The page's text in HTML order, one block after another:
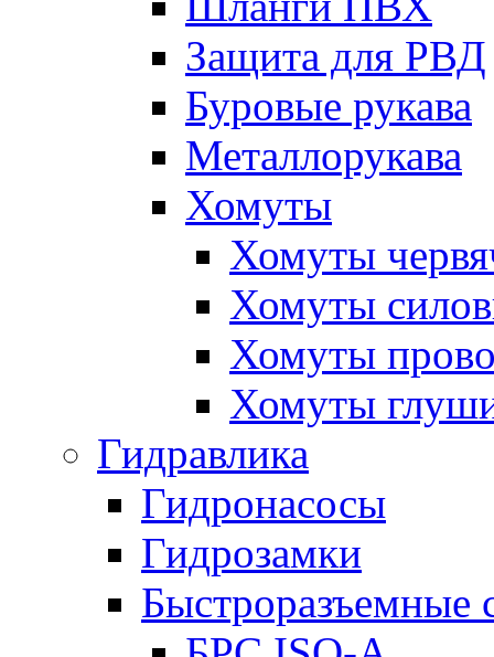
Защита для РВД
Буровые рукава
Металлорукава
Хомуты
Хомуты
Хомуты
Хомуты
Хомуты
Гидравлика
Гидронасосы
Гидрозамки
Быстроразъемные